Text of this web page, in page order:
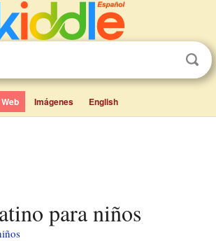
Web Imágenes English
para niños